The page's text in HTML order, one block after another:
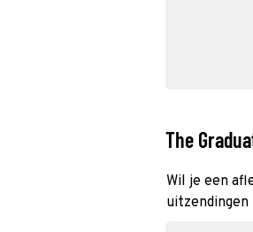
The
Wil je een